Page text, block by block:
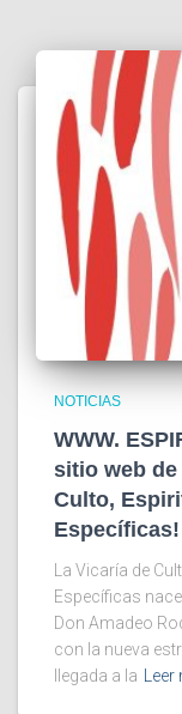
NOTICIAS
WWW.
sitio web
Culto,
Específicas!
La Vicaría de
Específicas
Don Amadeo
con la nueva
llegada a la